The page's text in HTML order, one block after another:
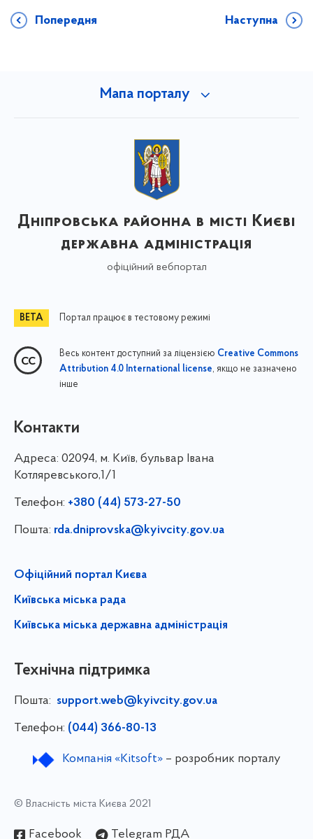
Попередня Наступна
Мапа порталу
Дніпровська районна в місті Києві
державна адміністрація
офіційний вебпортал
Портал працює в тестовому режимі
Весь контент доступний за ліцензією Creative Commons
Attribution 4.0 International license, якщо не зазначено
інше
Контакти
Адреса: 02094, м. Київ, бульвар Івана
Котляревського,1/1
Телефон: +380 (44) 573-27-50
Пошта: rda.dniprovska@kyivcity.gov.ua
Офіційний портал Києва
Київська міська рада
Київська міська державна адміністрація
Технічна підтримка
Пошта: support.web@kyivcity.gov.ua
Телефон: (044) 366-80-13
Компанія «Kitsoft»– розробник порталу
© Власність міста Києва 2021
Facebook Telegram РДА